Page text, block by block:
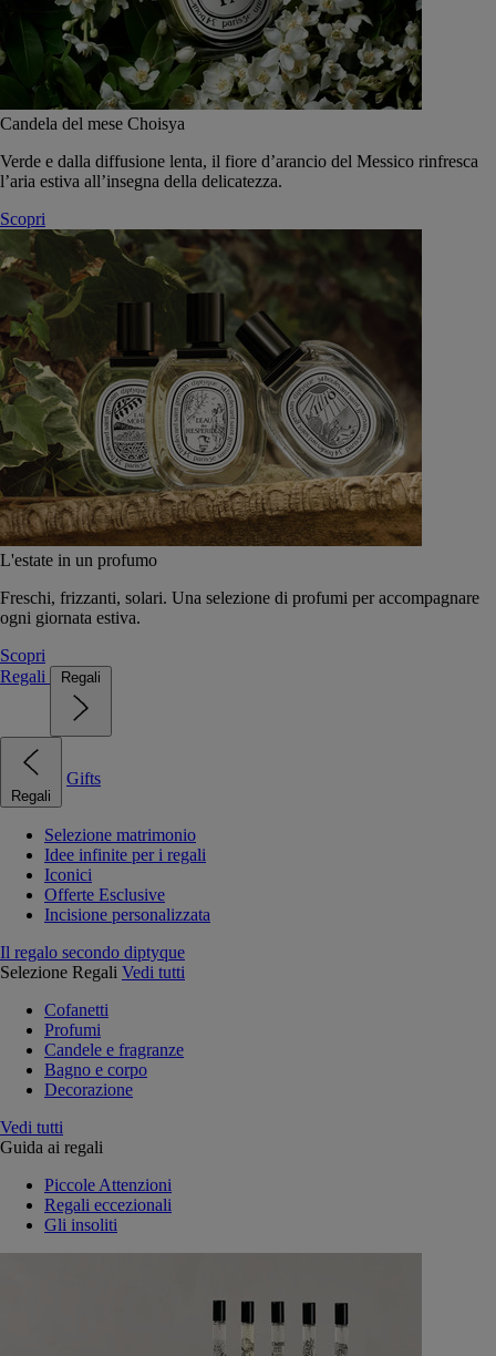
Candela del mese Choisya
Verde e dalla diffusione lenta, il fiore d’arancio del Messico rinfresca
l’aria estiva all’insegna della delicatezza.
Scopri
L'estate in un profumo
Freschi, frizzanti, solari. Una selezione di profumi per accompagnare
ogni giornata estiva.
Scopri
Regali
Regali
Regali
Gifts
Selezione matrimonio
Idee infinite per i regali
Iconici
Offerte Esclusive
Incisione personalizzata
Il regalo secondo diptyque
Selezione Regali Vedi tutti
Cofanetti
Profumi
Candele e fragranze
Bagno e corpo
Decorazione
Vedi tutti
Guida ai regali
Piccole Attenzioni
Regali eccezionali
Gli insoliti